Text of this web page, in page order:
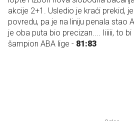
akcije 2+1. Usledio je kraći prekid,
povredu, pa je na liniju penala stao
je oba puta bio precizan.... Iiiiii, to bi
šampion ABA lige - 81:83